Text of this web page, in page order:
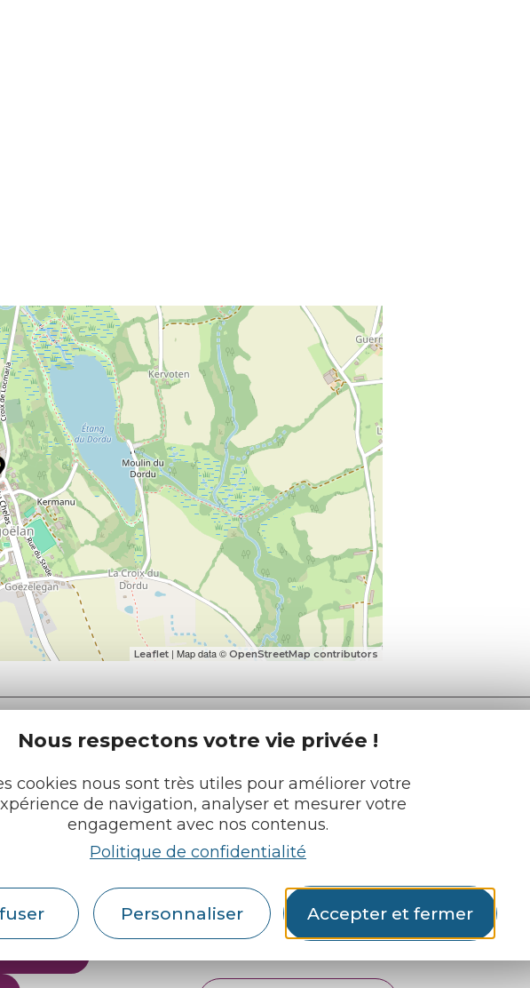
Nous respectons votre vie privée !
cookies nous sont très utiles pour améliorer votre
de navigation, analyser et mesurer votre
engagement avec nos contenus.
Politique de confidentialité
Personnaliser Accepter et fermer
Leaflet | Map data © OpenStreetMap contributors
tourisme
roi
Retrouvez-nous sur :
Espace pro
Partenaires